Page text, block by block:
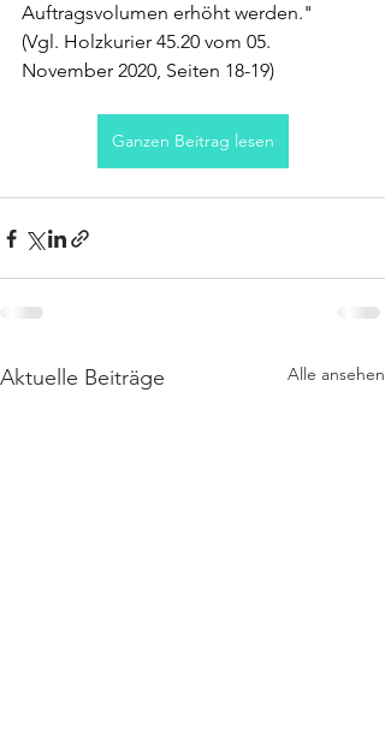
Auftragsvolumen erhöht werden."
(Vgl. Holzkurier 45.20 vom 05.
November 2020, Seiten 18-19)
Ganzen Beitrag lesen
Aktuelle Beiträge Alle ansehen